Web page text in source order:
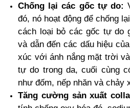
Chống lại các gốc tự do:
đó, nó hoạt động để chống
cách loại bỏ các gốc tự do
và dẫn đến các dấu hiệu
xúc với ánh nắng mặt trời
tự do trong da, cuối cùng
như đốm, nếp nhăn và chảy
Tăng cường sản xuất